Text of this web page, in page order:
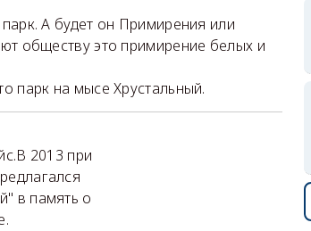
А будет он Примирения или
обществу это примирение белых и
парк на мысе Хрустальный.
2013 при
в память о